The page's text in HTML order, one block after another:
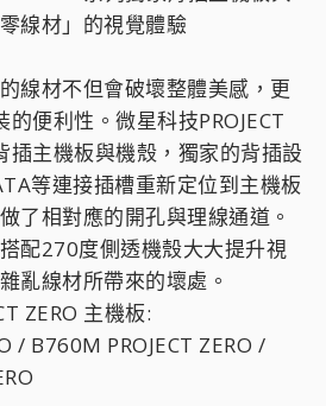
線材」的視覺體驗
線材不但會破壞整體美感，更
便利性。微星科技PROJECT
插主機板與機殼，獨家的背插設
等連接插槽重新定位到主機板
了相對應的開孔與理線通道。
配270度側透機殼大大提升視
亂線材所帶來的壞處。
ZERO 主機板:
/ B760M PROJECT ZERO /